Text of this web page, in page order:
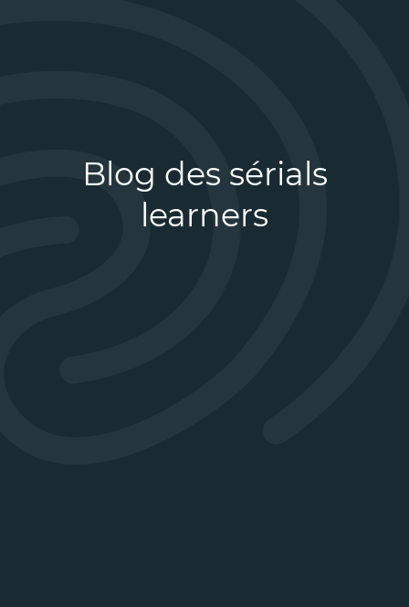
Blog des sérials
learners